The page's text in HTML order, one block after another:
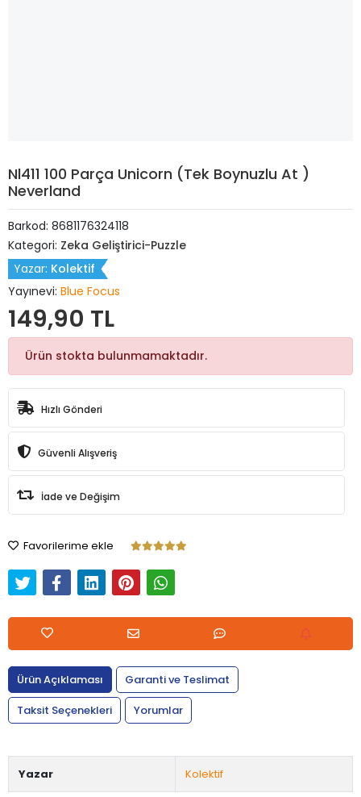
Nl411 100 Parça Unicorn (Tek Boynuzlu At )
Neverland
Barkod: 8681176324118
Kategori: Zeka Geliştirici-Puzzle
Yazar: Kolektif
Yayınevi: Blue Focus
149,90 TL
Ürün stokta bulunmamaktadır.
Hızlı Gönderi
Güvenli Alışveriş
İade ve Değişim
Favorilerime ekle
Ürün Açıklaması
Garanti ve Teslimat
Taksit Seçenekleri
Yorumlar
Yazar Kolektif